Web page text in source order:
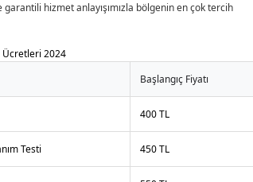
hizmet anlayışımızla bölgenin en çok tercih
Ücretleri 2024
Başlangıç Fiyatı
400 TL
Testi 450 TL